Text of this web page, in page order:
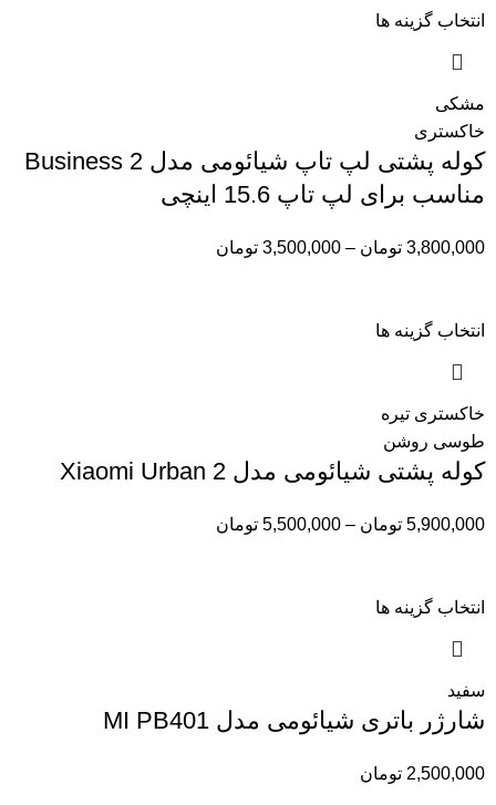
انتخاب گزینه ها
مشکی
خاکستری
کوله پشتی لپ تاپ شیائومی مدل Business 2
مناسب برای لپ تاپ 15.6 اینچی
3,800,000 تومان –
3,500,000 تومان
انتخاب گزینه ها
خاکستری تیره
طوسی روشن
کوله پشتی شیائومی مدل Xiaomi Urban 2
5,900,000 تومان –
5,500,000 تومان
انتخاب گزینه ها
سفید
شارژر باتری شیائومی مدل MI PB401
2,500,000 تومان